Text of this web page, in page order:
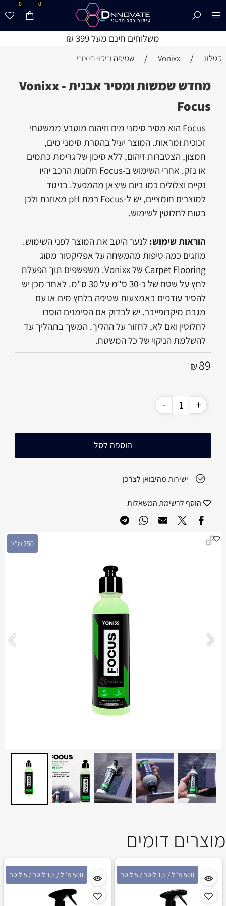
משלוחים חינם מעל 399 ₪
0 0
קטלוג /
Vonixx
/ שטיפה וניקוי חיצוני
מחדש שמשות ומסיר אבנית - Vonixx
Focus
250 מ"ל
Focus הוא מסיר סימני מים וזיהום מוטבע ממשטחי
זכוכית ומראות. המוצר יעיל בהסרת סימני מים,
חמצון, הצטברות זיהום, ללא סיכון של גרימת כתמים
או נזק. אחרי השימוש ב-Focus חלונות הרכב יהיו
נקיים וצלולים כמו ביום שיצאן מהמפעל. בניגוד
למוצרים חומציים, יש ל-Focus רמת pH מאוזנת ולכן
בטוח לחלוטין לשימוש.
הוראות שימוש: לנער היטב את המוצר לפני השימוש.
מוזגים כמה טיפות מהמשחה על אפליקטור מסוג
Carpet Flooring של Vonixx. משפשפים תוך הפעלת
לחץ על שטח של כ-30 ס"מ על 30 ס"מ. לאחר מכן יש
להסיר עודפים באמצעות שטיפה בלחץ מים או עם
מגבת מיקרופייבר. יש לבדוק אם הסימנים הוסרו
לחלוטין ואם לא, לחזור על ההליך. המשך בתהליך עד
להשלמת הניקוי של כל המשטח.
₪89
הוספה לסל
ישירות מהיבואן לצרכן
הוסף לרשימת המשאלות
מוצרים דומים
500 מ"ל / 1.5 ליטר / 5 ליטר 500 מ"ל / 1.5 ליטר / 5 ליטר